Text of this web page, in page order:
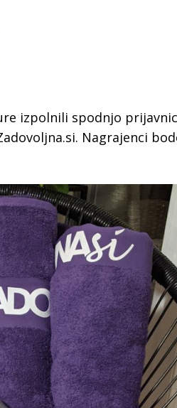
izpolnili spodnjo
Nagrajenci